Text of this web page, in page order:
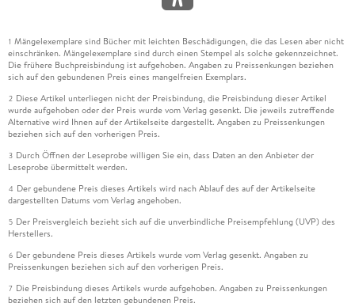
1 Mängelexemplare sind Bücher mit leichten Beschädigungen, die das Lesen aber nicht
einschränken. Mängelexemplare sind durch einen Stempel als solche gekennzeichnet.
Die frühere Buchpreisbindung ist aufgehoben. Angaben zu Preissenkungen beziehen
sich auf den gebundenen Preis eines mangelfreien Exemplars.
2 Diese Artikel unterliegen nicht der Preisbindung, die Preisbindung dieser Artikel
wurde aufgehoben oder der Preis wurde vom Verlag gesenkt. Die jeweils zutreffende
Alternative wird Ihnen auf der Artikelseite dargestellt. Angaben zu Preissenkungen
beziehen sich auf den vorherigen Preis.
3 Durch Öffnen der Leseprobe willigen Sie ein, dass Daten an den Anbieter der
Leseprobe übermittelt werden.
4 Der gebundene Preis dieses Artikels wird nach Ablauf des auf der Artikelseite
dargestellten Datums vom Verlag angehoben.
5 Der Preisvergleich bezieht sich auf die unverbindliche Preisempfehlung (UVP) des
Herstellers.
6 Der gebundene Preis dieses Artikels wurde vom Verlag gesenkt. Angaben zu
Preissenkungen beziehen sich auf den vorherigen Preis.
7 Die Preisbindung dieses Artikels wurde aufgehoben. Angaben zu Preissenkungen
beziehen sich auf den letzten gebundenen Preis.